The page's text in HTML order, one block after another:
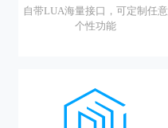
自带LUA海量接口，可定制任意
个性功能